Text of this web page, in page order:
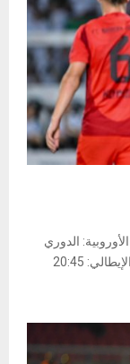
​الدوري
الإسباني​: 21:00 بلد الوليد – لاس بالماس ​الدوري الإيطالي​: 20:45